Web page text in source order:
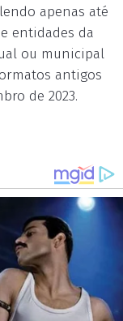
apenas até
entidades da
ou municipal
antigos
de 2023.